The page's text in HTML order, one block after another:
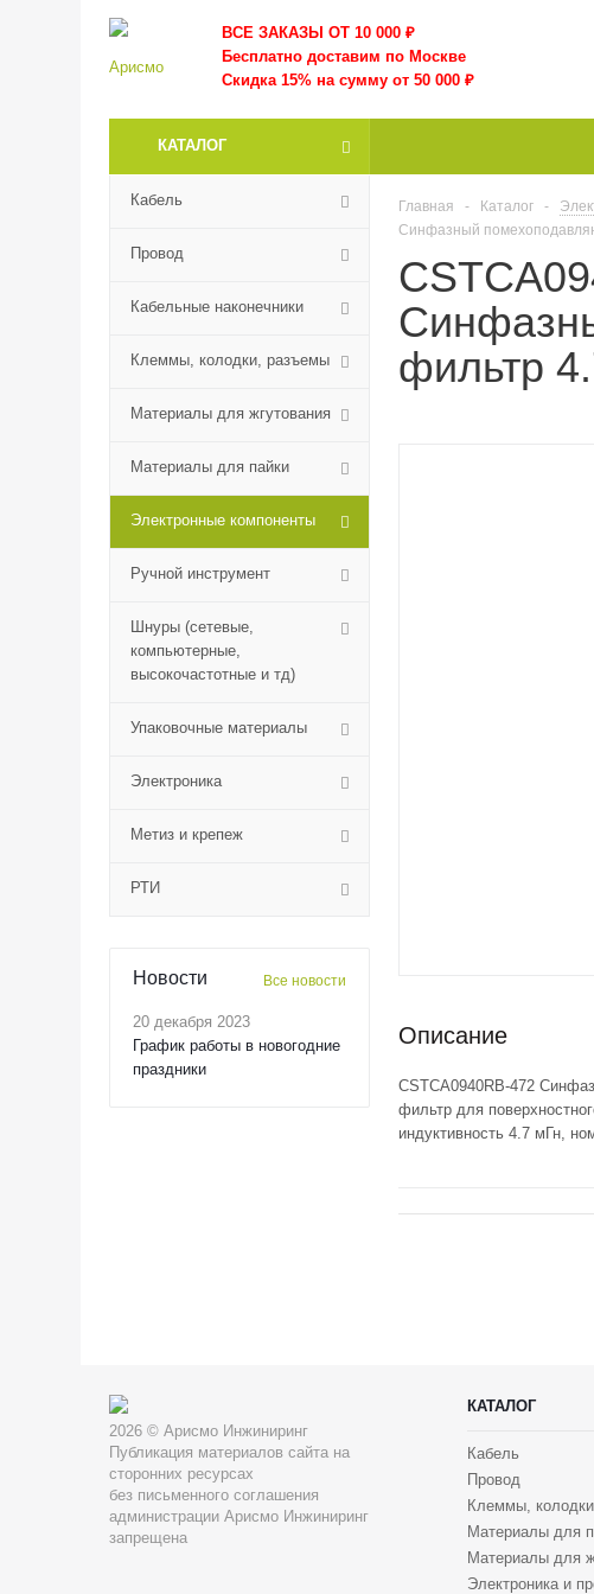
ВСЕ ЗАКАЗЫ ОТ 10 000 ₽
Бесплатно доставим по Москве
Скидка 15% на сумму от 50 000 ₽
КАТАЛОГ
Кабель
Провод
Кабельные наконечники
Клеммы, колодки, разъемы
Материалы для жгутования
Материалы для пайки
Электронные компоненты
Ручной инструмент
Шнуры (сетевые,
компьютерные,
высокочастотные и тд)
Упаковочные материалы
Электроника
Метиз и крепеж
РТИ
Новости Все новости
20 декабря 2023
График работы в новогодние
праздники
Главная - Каталог -
Синфазный
фильтр
Описание
CSTCA0940RB-472
фильтр для
индуктивность 4.7 мГн,
2026 © Арисмо Инжиниринг
Публикация материалов сайта на
сторонних ресурсах
без письменного соглашения
администрации Арисмо Инжиниринг
запрещена
КАТАЛОГ
Кабель
Провод
Клеммы,
Материалы для
Материалы для
Электроника и